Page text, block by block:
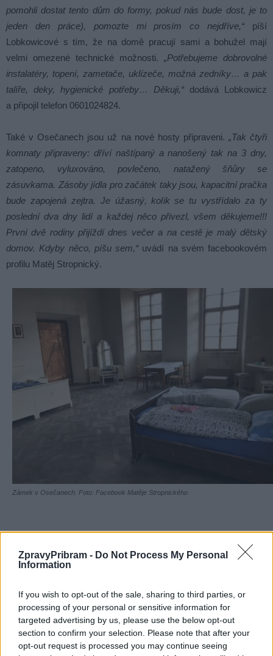
ZpravyPribram - Do Not Process My Personal
Information
If you wish to opt-out of the sale, sharing to third parties, or
processing of your personal or sensitive information for
targeted advertising by us, please use the below opt-out
section to confirm your selection. Please note that after your
opt-out request is processed you may continue seeing
pomohli dostat tento dům do formy, pokud nás bude dost, je to
jeden den práce), pomozte mi prosím co nejdříve,“ píší
Lobkowicové s tím, že na domě pracují sami a bohužel mají
velmi omezené technické možnosti. „Potřebujeme dobrovolné
instalatéry, topení, zametače, uklízeče, možná zedníky… a pak
talíře, deky, hygienické potřeby… Děkuji,“dodává Lobkowicz
a připojil telefon 0601024824.
Také v Osečanech jsou už na nové hosty připraveni. „Tak čtyři
komnaty připraveny: dříví naštípaný a nanošený tak na 3 dny,
zatopeno, vyluxováno, povlečeno, natažený šňůry se
zásuvkama. Zásoby jídla pro začátek taky jsou, kapacitní pračka
bude zapojená zejtra. Je úžasný, kolik se tu vystřídalo za ty
poslední dva dny lidí a každej něco přivezl, všem děkujeme!!!
První dvě rodiny přijíždí dnes večer a na cestě je malý dětský
domov. Kdyby něco, píšu sem,“ uvádí na svém facebookovém
profilu Matěj Stropnický.
Zámek v Osečanech. Foto: Facebook Matěje Stropnického
Lobkowicz Matěj Stropnický pomoc
ubytování
Ukrajina
uprchlíci Vysoký Chlumec